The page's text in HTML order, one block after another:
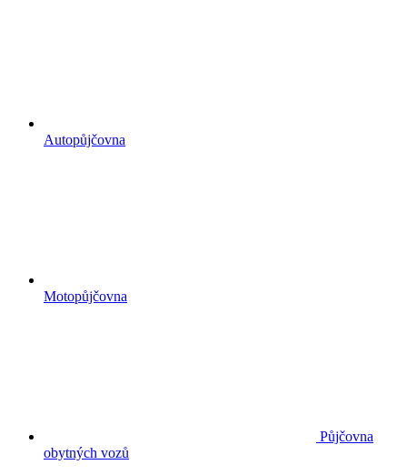
Autopůjčovna
Motopůjčovna
Půjčovna
obytných vozů